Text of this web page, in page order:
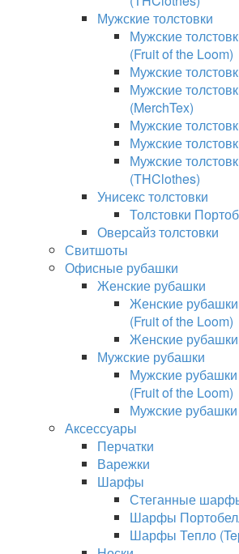
Мужские толстовки
Мужские
(Fruit of the Loom)
Мужские
Мужские
(MerchTex)
Мужские
Мужские
Мужские
(THClothes)
Унисекс толстовки
Толстовки
Оверсайз толстовки
Свитшоты
Офисные рубашки
Женские рубашки
Женские
(Fruit of the Loom)
Женские
Мужские рубашки
Мужские
(Fruit of the Loom)
Мужские
Аксессуары
Перчатки
Варежки
Шарфы
Стеганные
Шарфы
Шарфы Тепло